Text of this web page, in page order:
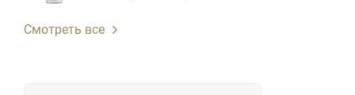
Смотреть все